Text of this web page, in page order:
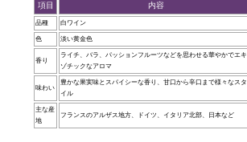
項目 内容
品種 白ワイン
色 淡い黄金色
香り
ライチ、バラ、パッションフルーツなどを思わせる華やかでエキ
ゾチックなアロマ
味わい
豊かな果実味とスパイシーな香り、甘口から辛口まで様々なスタ
イル
主な産
地
フランスのアルザス地方、ドイツ、イタリア北部、日本など